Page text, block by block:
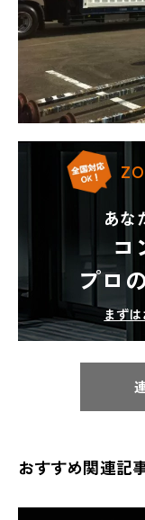
あな
コ
プロ
まず
おすすめ関連記